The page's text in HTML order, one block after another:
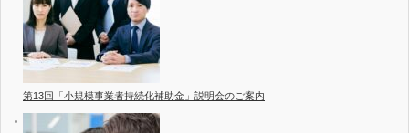
第13回「小規模事業者持続化補助金」説明会のご案内